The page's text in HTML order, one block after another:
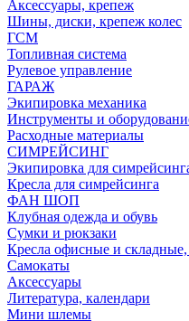
Аксессуары, крепеж
Шины, диски, крепеж колес
ГСМ
Топливная система
Рулевое управление
ГАРАЖ
Экипировка механика
Инструменты и
Расходные материалы
СИМРЕЙСИНГ
Экипировка для
Кресла для симрейсинга
ФАН ШОП
Клубная одежда и обувь
Сумки и рюкзаки
Кресла офисные и
Самокаты
Аксессуары
Литература, календари
Мини шлемы